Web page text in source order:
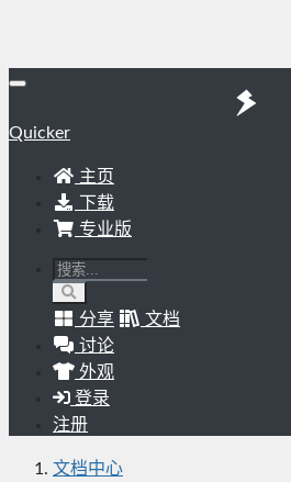
Quicker
主页
下载
专业版
分享
文档
讨论
外观
登录
注册
文档中心